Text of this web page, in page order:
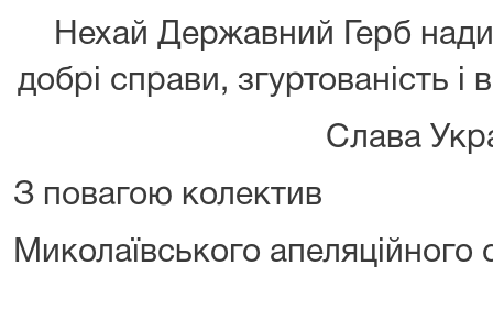
Нехай Державний Герб
добрі справи, згуртованість і
Слава
З повагою колектив
Миколаївського апеляційного